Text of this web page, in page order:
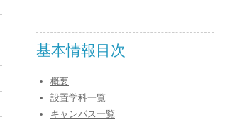
基本情報目次
概要
設置学科一覧
キャンパス一覧